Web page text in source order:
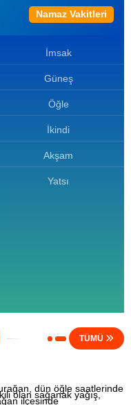
Namaz Vakitleri
İmsak
Güneş
Öğle
İkindi
Akşam
Yatsı
TÜMÜ